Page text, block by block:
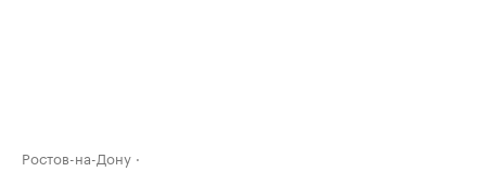
Ростов-на-Дону